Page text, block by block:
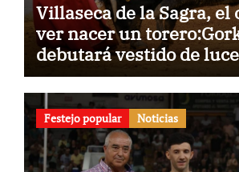
Villaseca de la Sagra, el
ver nacer un
debutará vestido de
pueblo
Festejo popular Noticias